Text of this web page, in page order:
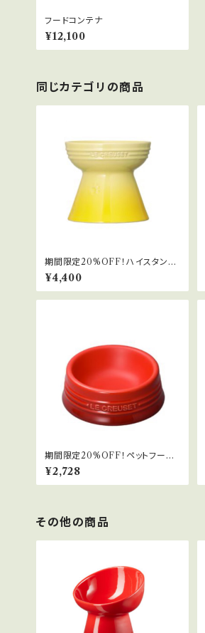
フードコンテナ
¥12,100
同じカテゴリの商品
期間限定20%OFF！ハイスタンド
フードボール
¥4,400
期間限定20%OFF！ペットフード
ボール(S)
¥2,728
その他の商品